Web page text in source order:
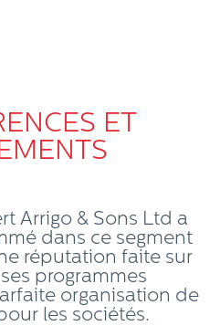
ET
Arrigo & Sons Ltd a
dans ce segment
réputation faite sur
programmes
organisation de
les sociétés.